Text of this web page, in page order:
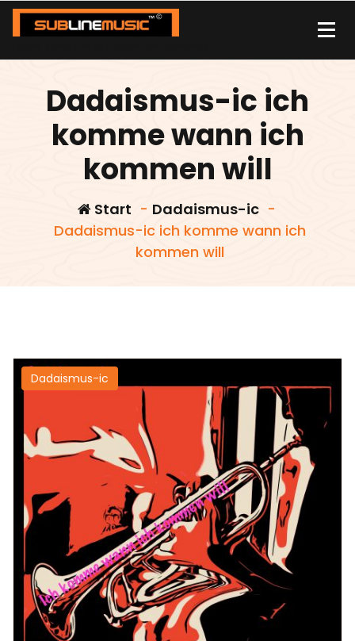
Zum
Inhalt
Dadaismus-ic ich
komme wann ich
kommen will
Start - Dadaismus-ic-
Dadaismus-ic ich komme wann ich
kommen will
Dadaismus-ic